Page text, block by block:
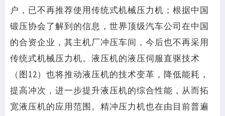
户，已不再推荐使用传统式机械压力机；根据中国
锻压协会了解到的信息，世界顶级汽车公司在中国
的合资企业，其主机厂冲压车间，今后也不再采用
传统式机械压力机。液压机的液压伺服直驱技术
（图12）也将推动液压机的技术变革，降低能耗，
提高冲次，进一步提升液压机的综合性能，从而拓
宽液压机的应用范围。精冲压力机也在由目前普遍